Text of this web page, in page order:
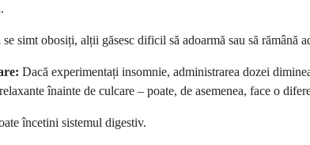
simt obosiți, alții găsesc dificil să adoarmă sau să rămână
Dacă experimentați insomnie, administrarea dozei
înainte de culcare – poate, de asemenea, face o
încetini sistemul digestiv.